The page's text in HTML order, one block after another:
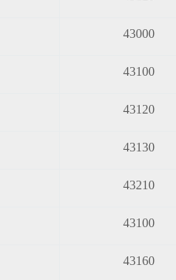
43000
43100
43120
43130
43210
43100
43160